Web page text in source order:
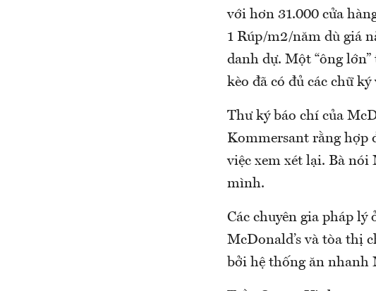
với hơn 31.000 cửa
1 Rúp/m2/năm dù giá
danh dự. Một “ông
kèo đã có đủ các chữ ký
Thư ký báo chí của
Kommersant rằng hợp
việc xem xét lại. Bà nói
mình.
Các chuyên gia pháp lý
McDonald’s và tòa thị
bởi hệ thống ăn nhanh